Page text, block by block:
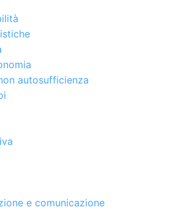
autosufficienza
e comunicazione